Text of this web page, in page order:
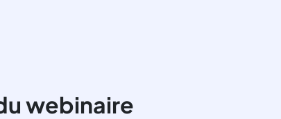
webinaire